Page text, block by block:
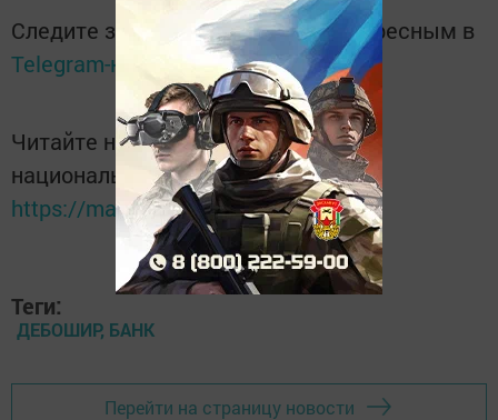
Следите за самым важным и интересным в
Telegram-каналеТатмедиа
Читайте новости Татарстана в
национальном мессенджере MАХ:
https://max.ru/tatmedia
Теги:
ДЕБОШИР, БАНК
Перейти на страницу новости